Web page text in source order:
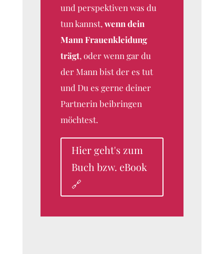
und perspektiven was du
tun kannst, wenn dein
Mann Frauenkleidung
trägt, oder wenn gar du
der Mann bist der es tut
und Du es gerne deiner
Partnerin beibringen
möchtest.
Hier geht's zum
Buch bzw. eBook
🔗